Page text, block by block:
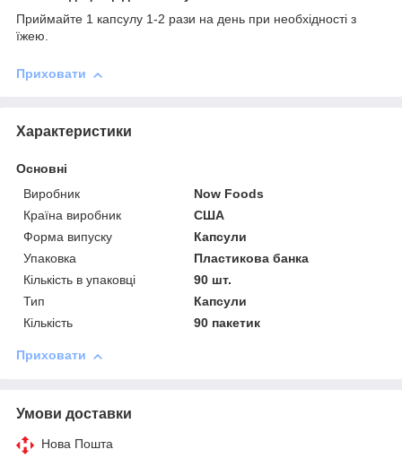
Приймайте 1 капсулу 1-2 рази на день при необхідності з
їжею.
Приховати
Характеристики
Основні
Виробник
Now Foods
Країна виробник
США
Форма випуску
Капсули
Упаковка
Пластикова банка
Кількість в упаковці
90 шт.
Тип
Капсули
Кількість
90 пакетик
Приховати
Умови доставки
Нова Пошта